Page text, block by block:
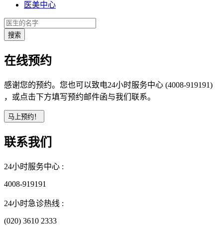
医美中心
在线预约
感谢您的预约。您也可以致电24小时服务中心 (4008-919191)
，或点击下方填写预约邮件函与我们联系。
联系我们
24小时服务中心 :
4008-919191
24小时急诊热线 :
(020) 3610 2333